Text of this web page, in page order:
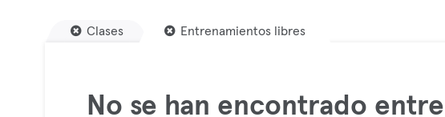
Clases Entrenamientos libres
No se han encontrado